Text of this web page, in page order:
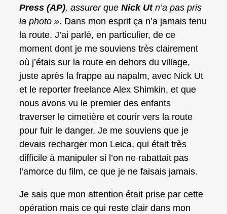
Press (AP), assurer que Nick Utn’a pas pris
la photo ». Dans mon esprit ça n’a jamais tenu
la route. J’ai parlé, en particulier, de ce
moment dont je me souviens très clairement
où j’étais sur la route en dehors du village,
juste après la frappe au napalm, avec Nick Ut
et le reporter freelance Alex Shimkin, et que
nous avons vu le premier des enfants
traverser le cimetière et courir vers la route
pour fuir le danger. Je me souviens que je
devais recharger mon Leica, qui était très
difficile à manipuler si l’on ne rabattait pas
l’amorce du film, ce que je ne faisais jamais.
Je sais que mon attention était prise par cette
opération mais ce qui reste clair dans mon